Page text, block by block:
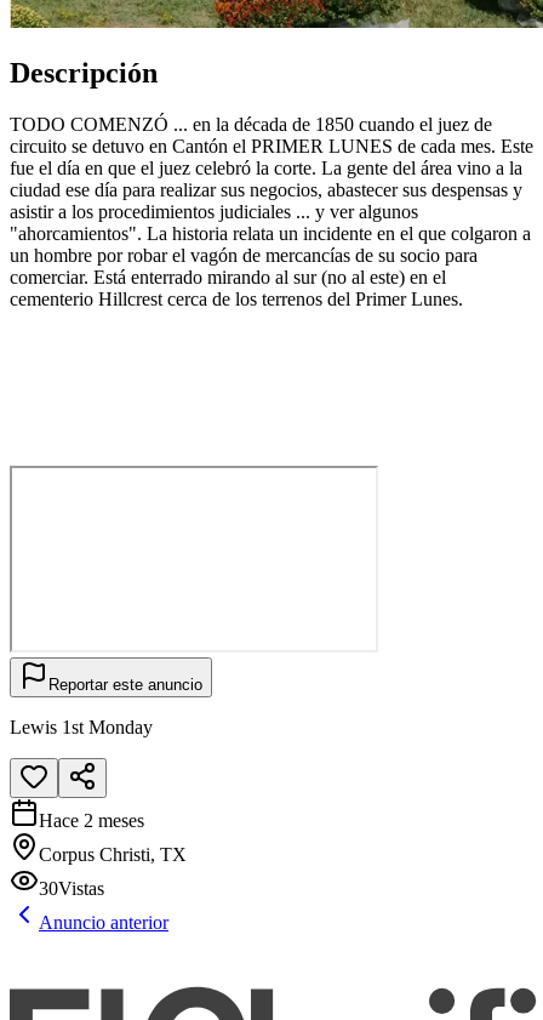
Descripción
TODO COMENZÓ ... en la década de 1850 cuando el juez de
circuito se detuvo en Cantón el PRIMER LUNES de cada mes. Este
fue el día en que el juez celebró la corte. La gente del área vino a la
ciudad ese día para realizar sus negocios, abastecer sus despensas y
asistir a los procedimientos judiciales ... y ver algunos
"ahorcamientos". La historia relata un incidente en el que colgaron a
un hombre por robar el vagón de mercancías de su socio para
comerciar. Está enterrado mirando al sur (no al este) en el
cementerio Hillcrest cerca de los terrenos del Primer Lunes.
Reportar este anuncio
Lewis 1st Monday
Hace 2 meses
Corpus Christi, TX
30Vistas
Anuncio anterior